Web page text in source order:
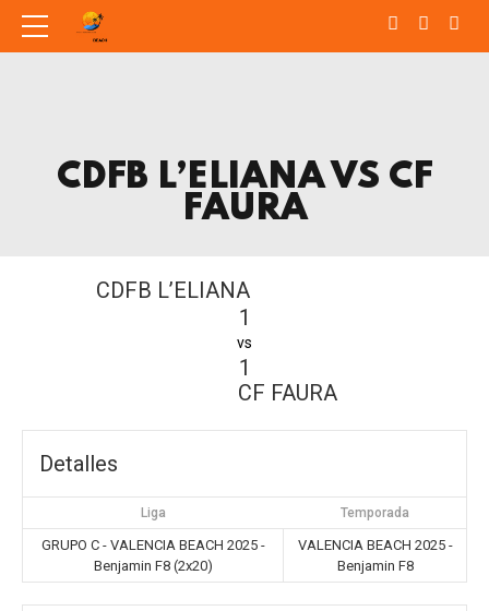
CDFB L’ELIANA VS CF
FAURA
CDFB L’ELIANA
1
vs
1
CF FAURA
Detalles
Liga Temporada
GRUPO C - VALENCIA BEACH 2025 -
Benjamin F8 (2x20)
VALENCIA BEACH 2025 -
Benjamin F8